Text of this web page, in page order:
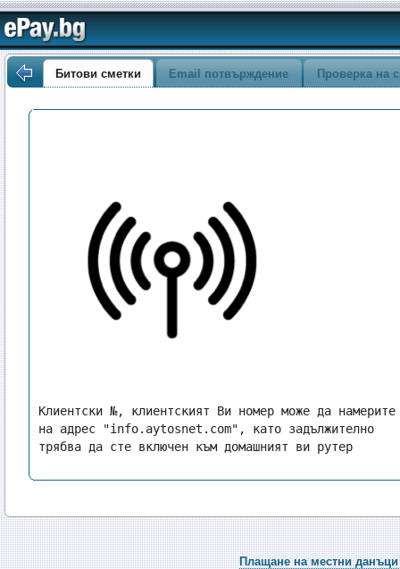
Битови сметки Email потвърждение Проверка на
Клиентски №, клиентският Ви номер може да намерите
на адрес "info.aytosnet.com", като задължително
трябва да сте включен към домашният ви рутер
Плащане на местни данъци